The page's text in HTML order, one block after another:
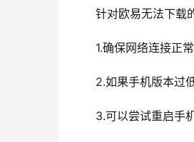
针对欧易无法下载
1.确保网络连接正
2.如果手机版本过
3.可以尝试重启手